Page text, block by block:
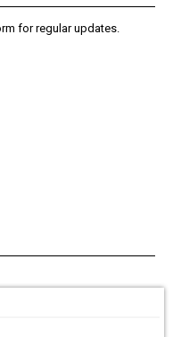
for regular updates.